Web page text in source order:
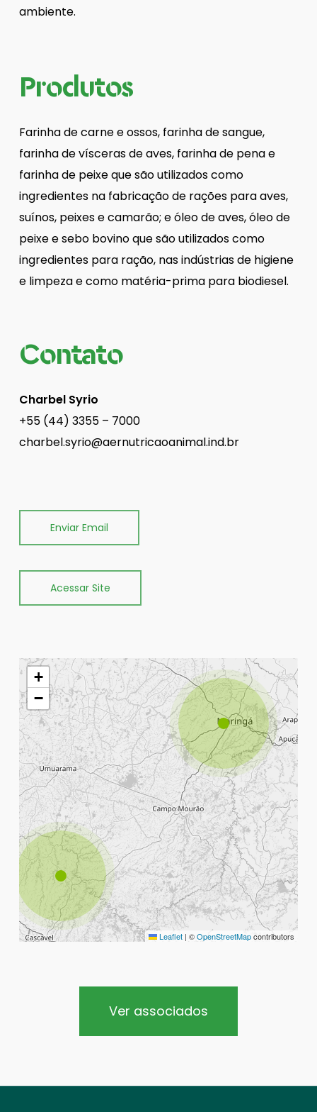
ambiente.
Produtos
Farinha de carne e ossos, farinha de sangue,
farinha de vísceras de aves, farinha de pena e
farinha de peixe que são utilizados como
ingredientes na fabricação de rações para aves,
suínos, peixes e camarão; e óleo de aves, óleo de
peixe e sebo bovino que são utilizados como
ingredientes para ração, nas indústrias de higiene
e limpeza e como matéria-prima para biodiesel.
Contato
Charbel Syrio
+55 (44) 3355 – 7000
charbel.syrio@aernutricaoanimal.ind.br
Enviar Email
Acessar Site
+
−
Leaflet | ©OpenStreetMapcontributors
Ver associados